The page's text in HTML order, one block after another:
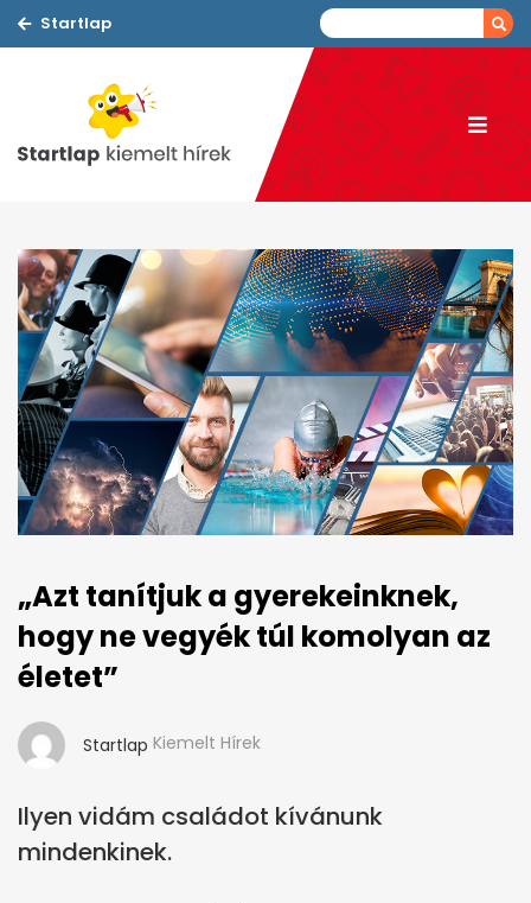
Startlap
„Azt tanítjuk a gyerekeinknek,
hogy ne vegyék túl komolyan az
életet”
Startlap Kiemelt Hírek
Ilyen vidám családot kívánunk
mindenkinek.